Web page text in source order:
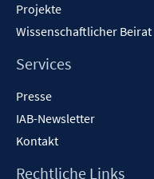
Projekte
Wissenschaftlicher Beirat
Services
Presse
IAB-Newsletter
Kontakt
Rechtliche Links